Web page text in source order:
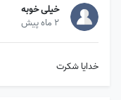
خیلی خوبه
2 ماه پیش
خدایا شکرت